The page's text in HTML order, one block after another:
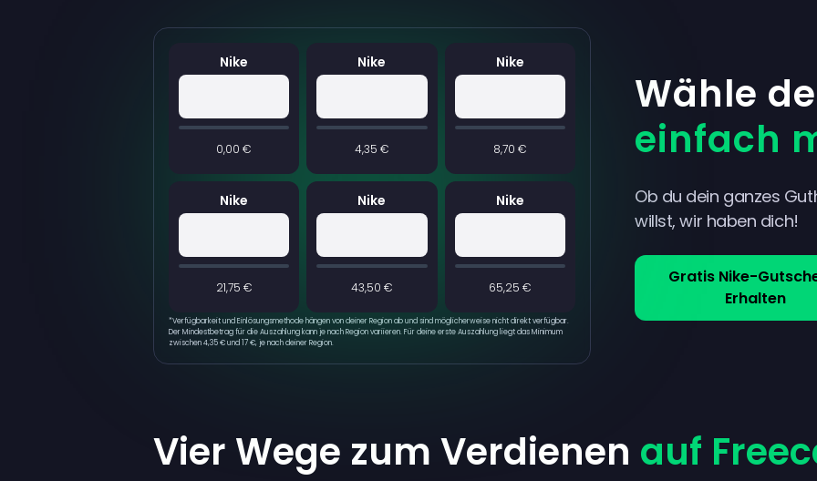
Nike
0,00 €
Nike
4,35 €
Nike
8,70 €
Nike
21,75 €
Nike
43,50 €
Nike
65,25 €
*Verfügbarkeit und Einlösungsmethode hängen von deiner Region ab und sind möglicherweise nicht direkt verfügbar.
Der Mindestbetrag für die Auszahlung kann je nach Region variieren. Für deine erste Auszahlung liegt das Minimum
zwischen 4,35 € und 17 €, je nach deiner Region.
Wähle
einfach
Ob du dein ganzes
willst, wir haben dich!
Gratis Nike-
Erhalten
Vier Wege zum Verdienen auf